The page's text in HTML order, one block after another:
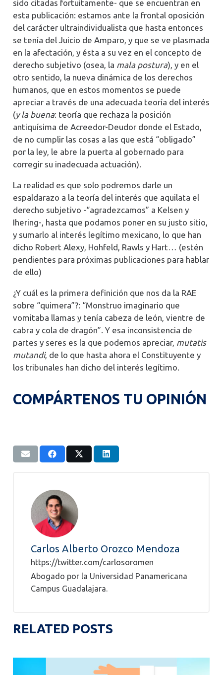
sido citadas fortuitamente- que se encuentran en
esta publicación: estamos ante la frontal oposición
del carácter ultraindividualista que hasta entonces
se tenía del Juicio de Amparo, y que se ve plasmada
en la afectación, y ésta a su vez en el concepto de
derecho subjetivo (osea, la mala postura), y en el
otro sentido, la nueva dinámica de los derechos
humanos, que en estos momentos se puede
apreciar a través de una adecuada teoría del interés
(y la buena: teoría que rechaza la posición
antiquísima de Acreedor-Deudor donde el Estado,
de no cumplir las cosas a las que está “obligado”
por la ley, le abre la puerta al gobernado para
corregir su inadecuada actuación).
La realidad es que solo podremos darle un
espaldarazo a la teoría del interés que aquilata el
derecho subjetivo -“agradezcamos” a Kelsen y
Ihering-, hasta que podamos poner en su justo sitio,
y sumarlo al interés legítimo mexicano, lo que han
dicho Robert Alexy, Hohfeld, Rawls y Hart… (estén
pendientes para próximas publicaciones para hablar
de ello)
¿Y cuál es la primera definición que nos da la RAE
sobre “quimera”?: “Monstruo imaginario que
vomitaba llamas y tenía cabeza de león, vientre de
cabra y cola de dragón”. Y esa inconsistencia de
partes y seres es la que podemos apreciar, mutatis
mutandi, de lo que hasta ahora el Constituyente y
los tribunales han dicho del interés legítimo.
COMPÁRTENOS TU OPINIÓN
Carlos Alberto Orozco Mendoza
https://twitter.com/carlosoromen
Abogado por la Universidad Panamericana
Campus Guadalajara.
RELATED POSTS